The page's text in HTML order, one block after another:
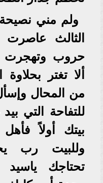
ولم مني
الثالث
حروب وتهجرت
ألا تغتر
من المحال
للتفاحة التي
بيتك أولاً
وللبيت رب
تحتاجك